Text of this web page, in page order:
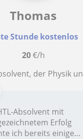
Thomas
Stunde kostenlos
20€/h
der Physik und Chemie in allen Altersgruppen unterrichtet
Absolvent mit
Erfolg
ich bereits einiges